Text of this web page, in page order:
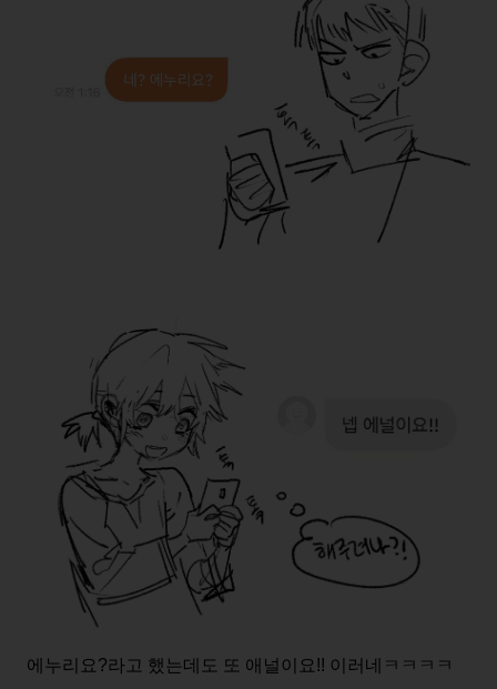
에누리요?라고 했는데도 또 애널이요!! 이러네ㅋㅋㅋㅋ